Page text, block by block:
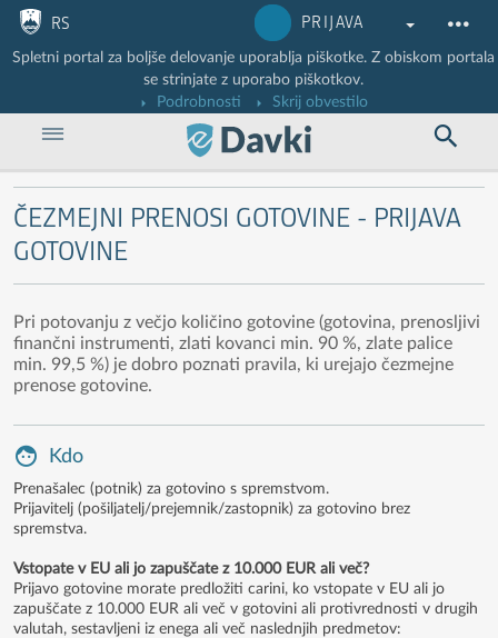
Nadaljuj na vsebino
Nadaljuj na vsebino zaprtega portala
RS PRIJAVA
Spletni portal za boljše delovanje uporablja piškotke. Z obiskom portala
se strinjate z uporabo piškotkov.
Podrobnosti
Skrij obvestilo
ČEZMEJNI PRENOSI GOTOVINE - PRIJAVA
GOTOVINE
Pri potovanju z večjo količino gotovine (gotovina, prenosljivi
finančni instrumenti, zlati kovanci min. 90 %, zlate palice
min. 99,5 %) je dobro poznati pravila, ki urejajo čezmejne
prenose gotovine.
Kdo
Prenašalec (potnik) za gotovino s spremstvom.
Prijavitelj (pošiljatelj/prejemnik/zastopnik) za gotovino brez
spremstva.
Vstopate v EU ali jo zapuščate z 10.000 EUR ali več?
Prijavo gotovine morate predložiti carini, ko vstopate v EU ali jo
zapuščate z 10.000 EUR ali več v gotovini ali protivrednosti v drugih
valutah, sestavljeni iz enega ali več naslednjih predmetov: